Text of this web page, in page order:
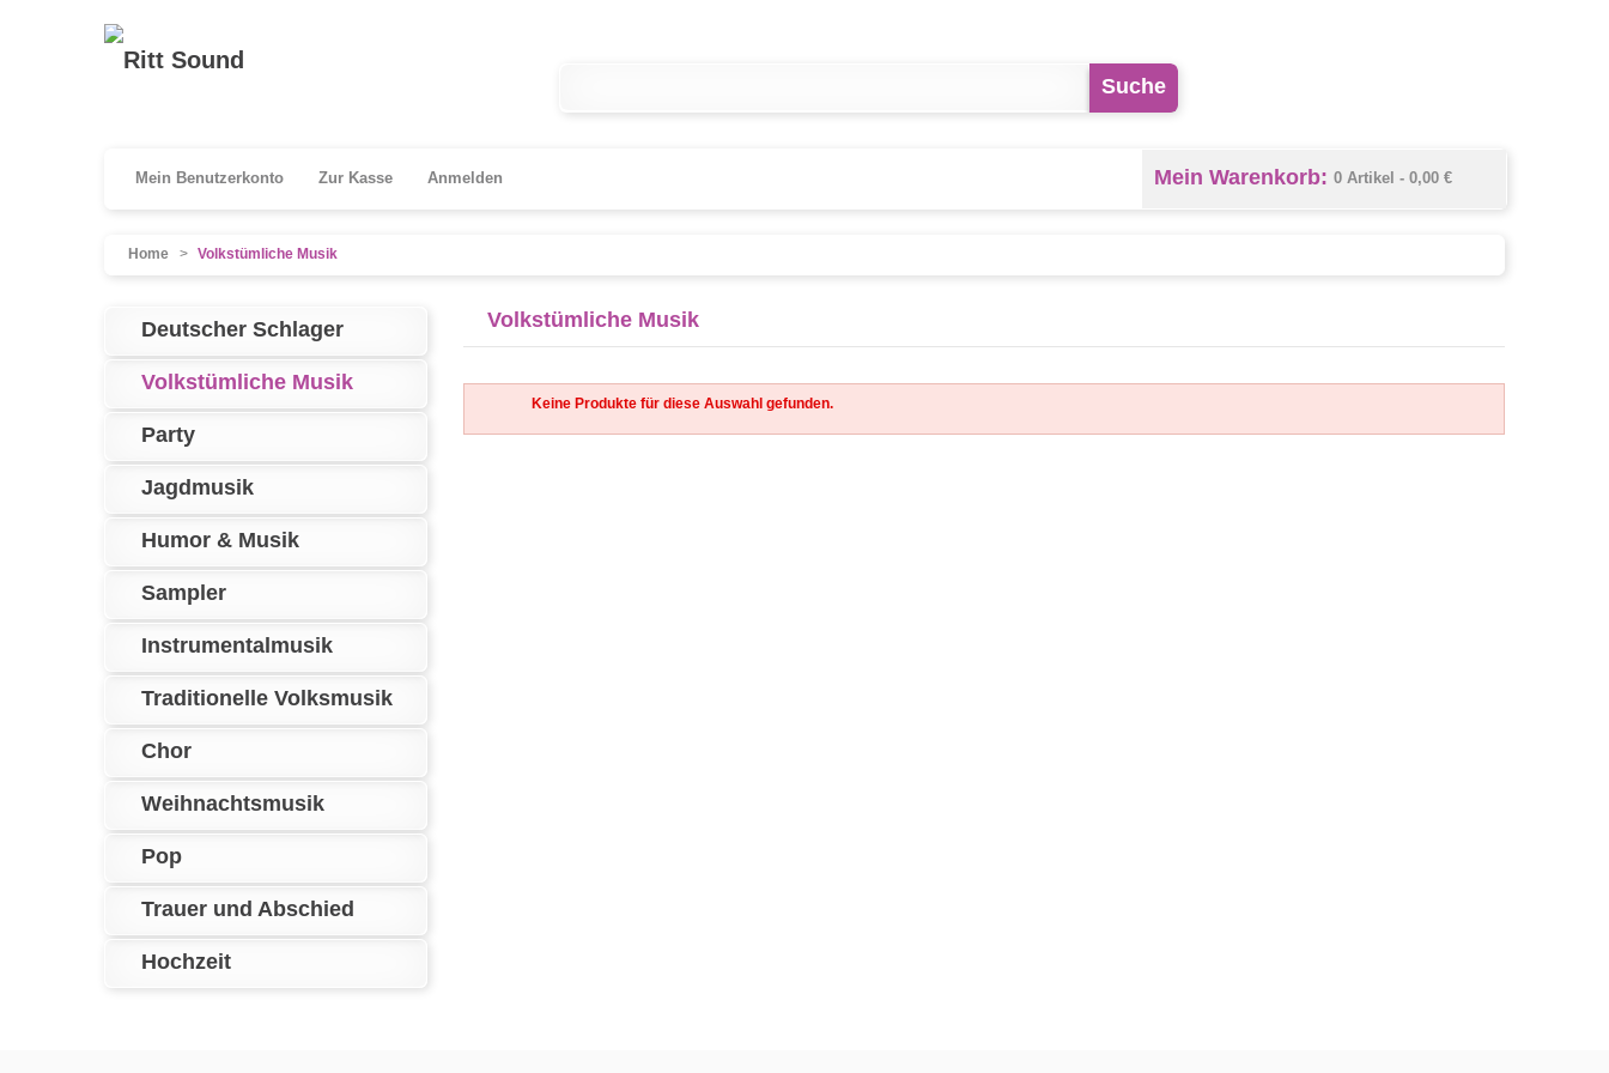
Suche
Mein Warenkorb: 0 Artikel - 0,00 €
Anmelden
Mein Benutzerkonto Zur Kasse
Home > Volkstümliche Musik
Volkstümliche Musik
Keine Produkte für diese Auswahl gefunden.
Deutscher Schlager
Volkstümliche Musik
Party
Jagdmusik
Humor & Musik
Sampler
Instrumentalmusik
Traditionelle Volksmusik
Chor
Weihnachtsmusik
Pop
Trauer und Abschied
Hochzeit